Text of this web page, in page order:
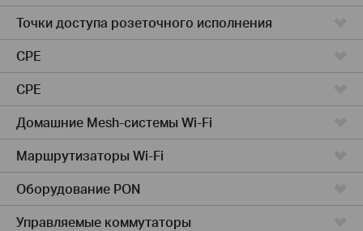
Точки доступа розеточного исполнения
CPE
CPE
Домашние Mesh-системы Wi-Fi
Маршрутизаторы Wi-Fi
Оборудование PON
Управляемые коммутаторы